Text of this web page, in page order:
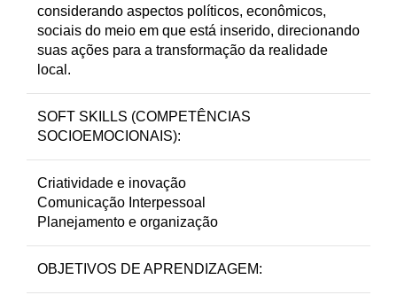
considerando aspectos políticos, econômicos,
sociais do meio em que está inserido, direcionando
suas ações para a transformação da realidade
local.
SOFT SKILLS (COMPETÊNCIAS
SOCIOEMOCIONAIS):
Criatividade e inovação
Comunicação Interpessoal
Planejamento e organização
OBJETIVOS DE APRENDIZAGEM: